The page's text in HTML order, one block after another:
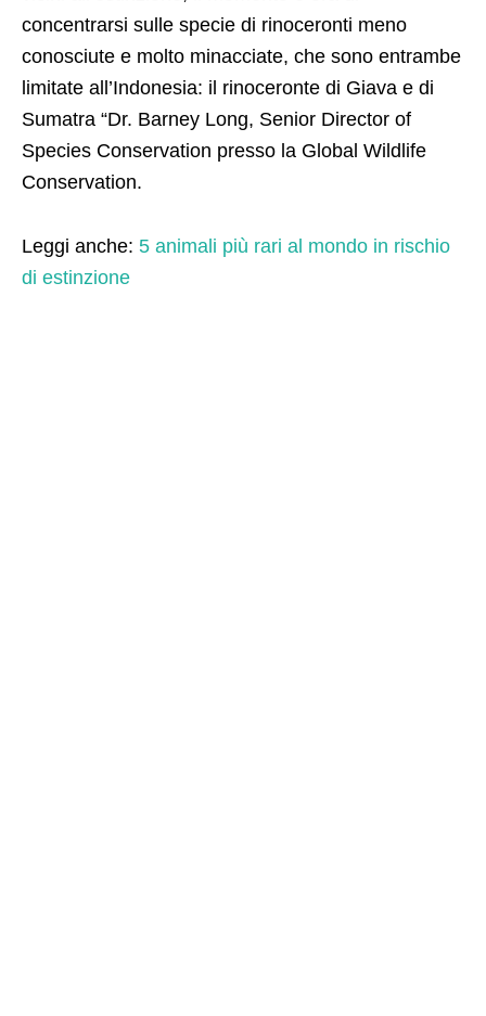
concentrarsi sulle specie di rinoceronti meno
conosciute e molto minacciate, che sono entrambe
limitate all’Indonesia: il rinoceronte di Giava e di
Sumatra “Dr. Barney Long, Senior Director of
Species Conservation presso la Global Wildlife
Conservation.
Leggi anche: 5 animali più rari al mondo in rischio
di estinzione